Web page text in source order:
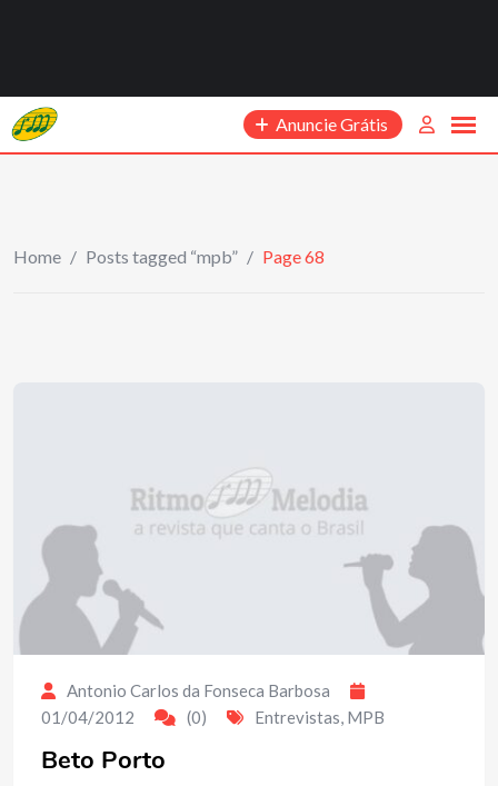
Anuncie Grátis
Home / Posts tagged “mpb” / Page 68
Antonio Carlos da Fonseca Barbosa
01/04/2012
(0) Entrevistas, MPB
Beto Porto